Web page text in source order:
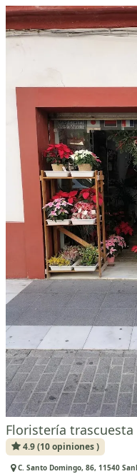
Floristería trascuesta
4.9 (10 opiniones )
C. Santo Domingo, 86, 11540